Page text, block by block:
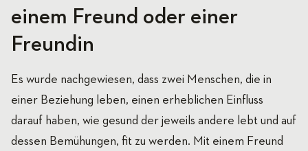
einem Freund oder einer
Freundin
Es wurde nachgewiesen, dass zwei Menschen, die in
einer Beziehung leben, einen erheblichen Einfluss
darauf haben, wie gesund der jeweils andere lebt und auf
dessen Bemühungen, fit zu werden. Mit einem Freund